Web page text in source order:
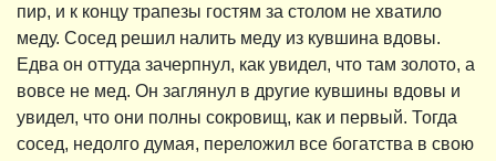
пир, и к концу трапезы гостям за столом не хватило
меду. Сосед решил налить меду из кувшина вдовы.
Едва он оттуда зачерпнул, как увидел, что там золото, а
вовсе не мед. Он заглянул в другие кувшины вдовы и
увидел, что они полны сокровищ, как и первый. Тогда
сосед, недолго думая, переложил все богатства в свою